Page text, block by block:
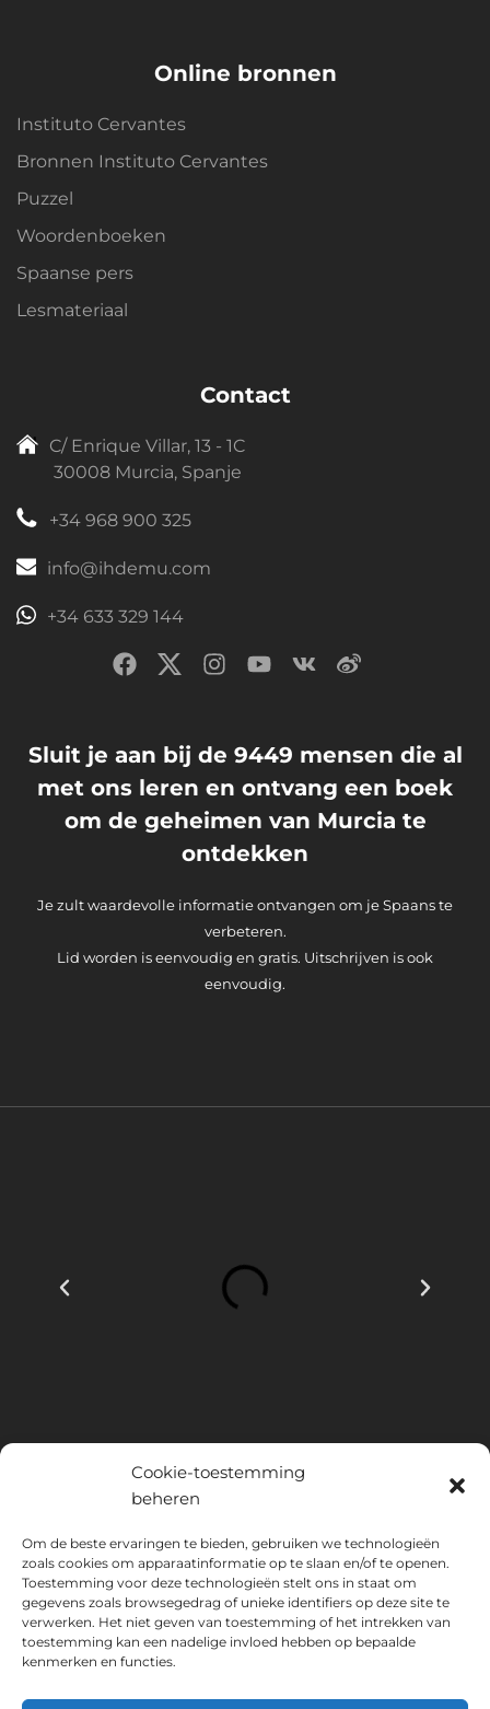
Cookie-toestemming
beheren
Om de beste ervaringen te bieden, gebruiken we technologieën
zoals cookies om apparaatinformatie op te slaan en/of te openen.
Toestemming voor deze technologieën stelt ons in staat om
gegevens zoals browsegedrag of unieke identifiers op deze site te
verwerken. Het niet geven van toestemming of het intrekken van
toestemming kan een nadelige invloed hebben op bepaalde
kenmerken en functies.
Online bronnen
Instituto Cervantes
Bronnen Instituto Cervantes
Puzzel
Woordenboeken
Spaanse pers
Lesmateriaal
Contact
C/ Enrique Villar, 13 - 1C
30008 Murcia, Spanje
+34 968 900 325
info@ihdemu.com
+34 633 329 144
Sluit je aan bij de 9449 mensen die al
met ons leren en ontvang een boek
om de geheimen van Murcia te
ontdekken
Je zult waardevolle informatie ontvangen om je Spaans te
verbeteren.
Lid worden is eenvoudig en gratis. Uitschrijven is ook
eenvoudig.
INSTITUTO HISPANICO DE MURCIA, SOCIEDAD LIMITADA is de
begunstigde van het Europees Fonds voor Regionale Ontwikkeling,
dat tot doel heeft het gebruik en de kwaliteit van informatie- en
communicatietechnologieën en hun toegankelijkheid te ontwikkelen,
en dankzij welke het de volgende oplossingen heeft
geïmplementeerd: online aanwezigheid via zijn Website. De huidige
maatregel vond plaats in 2020. Daartoe werd het ondersteund door